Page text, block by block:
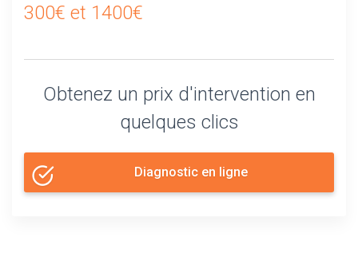
300€ et 1400€
Obtenez un prix d'intervention en
quelques clics
Diagnostic en ligne